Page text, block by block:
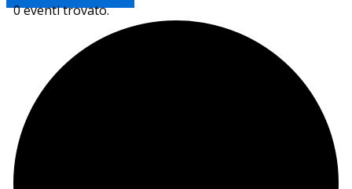
0 eventi trovato.